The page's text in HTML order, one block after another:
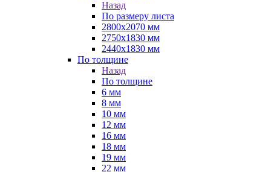
Назад
По размеру листа
2800х2070 мм
2750х1830 мм
2440х1830 мм
По толщине
Назад
По толщине
6 мм
8 мм
10 мм
12 мм
16 мм
18 мм
19 мм
22 мм